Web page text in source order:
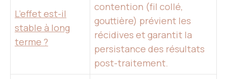
L’effet est-il
stable à long
terme ?
contention (fil collé,
gouttière) prévient les
récidives et garantit la
persistance des résultats
post-traitement.